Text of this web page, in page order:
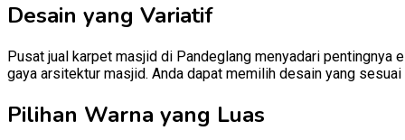
Desain yang Variatif
Pusat jual karpet masjid di Pandeglang menyadari pentingnya
gaya arsitektur masjid. Anda dapat memilih desain yang
Pilihan Warna yang Luas